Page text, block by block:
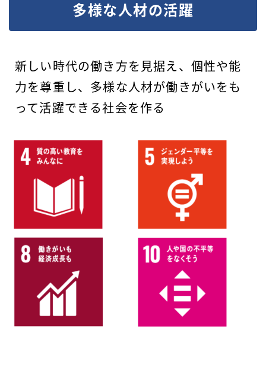
多様な人材の活躍
新しい時代の働き方を見据え、個性や能
力を尊重し、多様な人材が働きがいをも
って活躍できる社会を作る